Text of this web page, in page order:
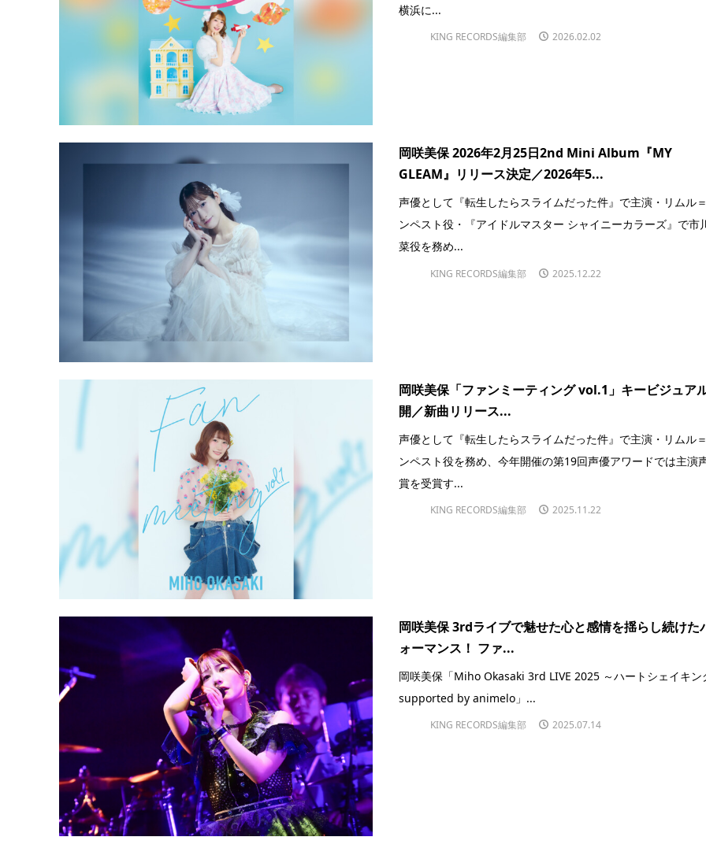
横浜に...
KING RECORDS編集部 2026.02.02
岡咲美保 2026年2月25日2nd Mini Album『MY
GLEAM』リリース決定／2026年5...
声優として『転生したらスライムだった件』で主演・リムル
ンペスト役・『アイドルマスター シャイニーカラーズ』で市
菜役を務め...
KING RECORDS編集部 2025.12.22
岡咲美保「ファンミーティング vol.1」キービジュア
開／新曲リリース...
声優として『転生したらスライムだった件』で主演・リムル
ンペスト役を務め、今年開催の第19回声優アワードでは主演
賞を受賞す...
KING RECORDS編集部 2025.11.22
岡咲美保 3rdライブで魅せた心と感情を揺らし続けた
ォーマンス！ ファ...
岡咲美保「Miho Okasaki 3rd LIVE 2025 ～ハートシェイキン
supported by animelo」...
KING RECORDS編集部 2025.07.14